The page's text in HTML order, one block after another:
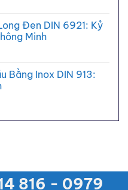
Tảng
Tròn
Đen DIN 6921: Kỷ
Minh
Bằng Inox DIN 913:
816 - 0979